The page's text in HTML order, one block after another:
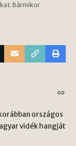
Bármikor
országos
vidék hangját